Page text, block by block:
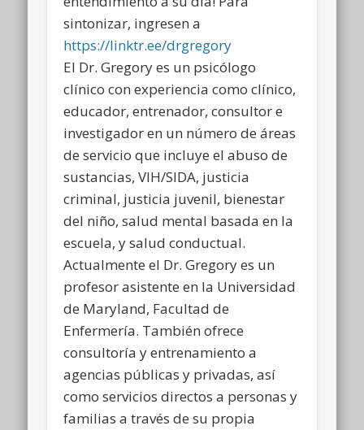
sintonizar, ingresen a
https://linktr.ee/drgregory
El Dr. Gregory es un psicólogo
clínico con experiencia como clínico,
educador, entrenador, consultor e
investigador en un número de áreas
de servicio que incluye el abuso de
sustancias, VIH/SIDA, justicia
criminal, justicia juvenil, bienestar
del niño, salud mental basada en la
escuela, y salud conductual.
Actualmente el Dr. Gregory es un
profesor asistente en la Universidad
de Maryland, Facultad de
Enfermería. También ofrece
consultoría y entrenamiento a
agencias públicas y privadas, así
como servicios directos a personas y
familias a través de su propia